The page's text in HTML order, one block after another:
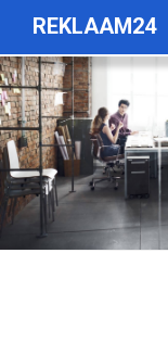
REKLAAM24